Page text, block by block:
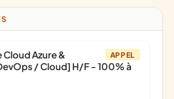
APPEL
Azure &
/ Cloud] H/F - 100% à